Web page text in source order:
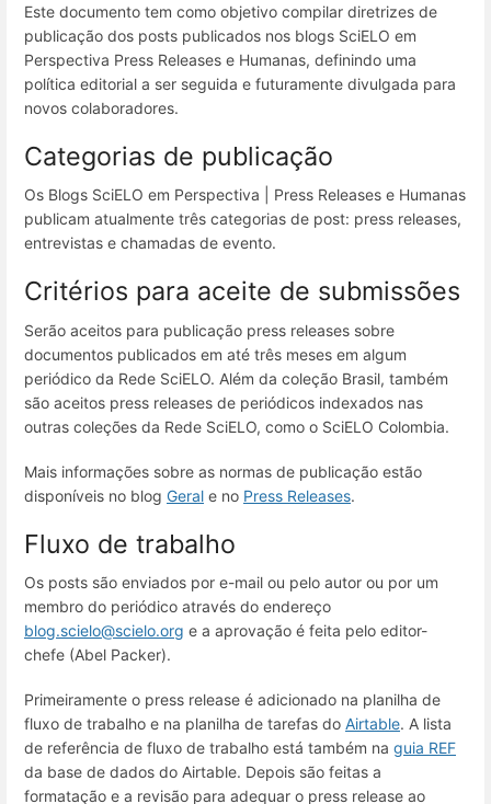
Este documento tem como objetivo compilar diretrizes de
publicação dos posts publicados nos blogs SciELO em
Perspectiva Press Releases e Humanas, definindo uma
política editorial a ser seguida e futuramente divulgada para
novos colaboradores.
Categorias de publicação
Os Blogs SciELO em Perspectiva | Press Releases e Humanas
publicam atualmente três categorias de post: press releases,
entrevistas e chamadas de evento.
Critérios para aceite de submissões
Serão aceitos para publicação press releases sobre
documentos publicados em até três meses em algum
periódico da Rede SciELO. Além da coleção Brasil, também
são aceitos press releases de periódicos indexados nas
outras coleções da Rede SciELO, como o SciELO Colombia.
Mais informações sobre as normas de publicação estão
disponíveis no blog Geral e no Press Releases.
Fluxo de trabalho
Os posts são enviados por e-mail ou pelo autor ou por um
membro do periódico através do endereço
blog.scielo@scielo.org e a aprovação é feita pelo editor-
chefe (Abel Packer).
Primeiramente o press release é adicionado na planilha de
fluxo de trabalho e na planilha de tarefas do Airtable. A lista
de referência de fluxo de trabalho está também na guia REF
da base de dados do Airtable. Depois são feitas a
formatação e a revisão para adequar o press release ao